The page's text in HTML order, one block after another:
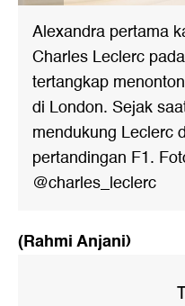
Alexandra pertama
Charles Leclerc
tertangkap
di London. Sejak
mendukung Leclerc
pertandingan F1.
@charles_leclerc
(Rahmi Anjani)